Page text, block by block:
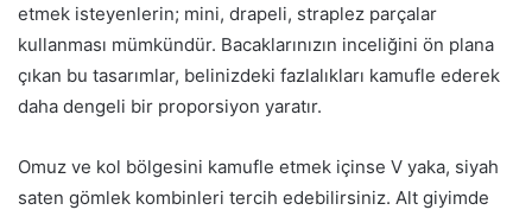
etmek isteyenlerin; mini, drapeli, straplez parçalar
kullanması mümkündür. Bacaklarınızın inceliğini ön plana
çıkan bu tasarımlar, belinizdeki fazlalıkları kamufle ederek
daha dengeli bir proporsiyon yaratır.
Omuz ve kol bölgesini kamufle etmek içinse V yaka, siyah
saten gömlek kombinleri tercih edebilirsiniz. Alt giyimde